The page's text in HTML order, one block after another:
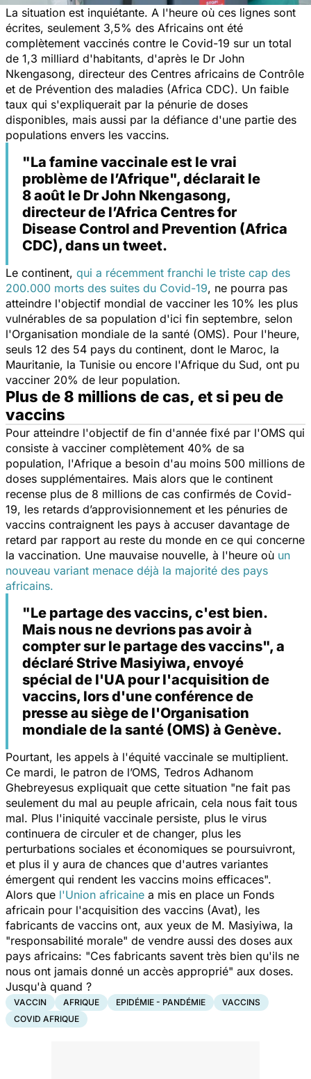
La situation est inquiétante. A l'heure où ces lignes sont
écrites, seulement 3,5% des Africains ont été
complètement vaccinés contre le Covid-19 sur un total
de 1,3 milliard d'habitants, d'après le Dr John
Nkengasong, directeur des Centres africains de Contrôle
et de Prévention des maladies (Africa CDC). Un faible
taux qui s'expliquerait par la pénurie de doses
disponibles, mais aussi par la défiance d'une partie des
populations envers les vaccins.
"La famine vaccinale est le vrai
problème de l’Afrique", déclarait le
8 août le Dr John Nkengasong,
directeur de l’Africa Centres for
Disease Control and Prevention (Africa
CDC), dans un tweet.
Le continent, qui a récemment franchi le triste cap des
200.000 morts des suites du Covid-19, ne pourra pas
atteindre l'objectif mondial de vacciner les 10% les plus
vulnérables de sa population d'ici fin septembre, selon
l'Organisation mondiale de la santé (OMS). Pour l'heure,
seuls 12 des 54 pays du continent, dont le Maroc, la
Mauritanie, la Tunisie ou encore l'Afrique du Sud, ont pu
vacciner 20% de leur population.
Plus de 8 millions de cas, et si peu de
vaccins
Pour atteindre l'objectif de fin d'année fixé par l'OMS qui
consiste à vacciner complètement 40% de sa
population, l'Afrique a besoin d'au moins 500 millions de
doses supplémentaires. Mais alors que le continent
recense plus de 8 millions de cas confirmés de Covid-
19, les retards d’approvisionnement et les pénuries de
vaccins contraignent les pays à accuser davantage de
retard par rapport au reste du monde en ce qui concerne
la vaccination. Une mauvaise nouvelle, à l'heure où un
nouveau variant menace déjà la majorité des pays
africains.
"Le partage des vaccins, c'est bien.
Mais nous ne devrions pas avoir à
compter sur le partage des vaccins", a
déclaré Strive Masiyiwa, envoyé
spécial de l'UA pour l'acquisition de
vaccins, lors d'une conférence de
presse au siège de l'Organisation
mondiale de la santé (OMS) à Genève.
Pourtant, les appels à l'équité vaccinale se multiplient.
Ce mardi, le patron de l’OMS, Tedros Adhanom
Ghebreyesus expliquait que cette situation "ne fait pas
seulement du mal au peuple africain, cela nous fait tous
mal. Plus l'iniquité vaccinale persiste, plus le virus
continuera de circuler et de changer, plus les
perturbations sociales et économiques se poursuivront,
et plus il y aura de chances que d'autres variantes
émergent qui rendent les vaccins moins efficaces".
Alors que l'Union africaine a mis en place un Fonds
africain pour l'acquisition des vaccins (Avat), les
fabricants de vaccins ont, aux yeux de M. Masiyiwa, la
"responsabilité morale" de vendre aussi des doses aux
pays africains: "Ces fabricants savent très bien qu'ils ne
nous ont jamais donné un accès approprié" aux doses.
Jusqu'à quand ?
VACCIN AFRIQUE EPIDÉMIE - PANDÉMIE
VACCINS
COVID AFRIQUE